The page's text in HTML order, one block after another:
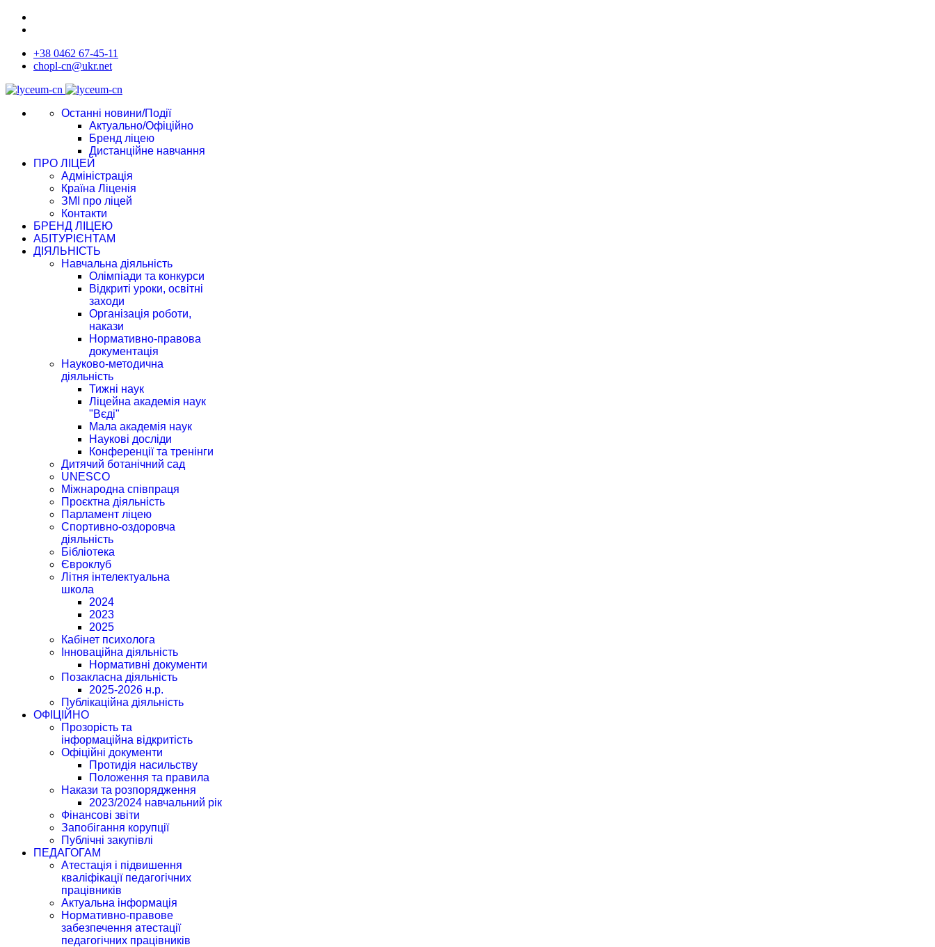
+38 0462 67-45-11
chopl-cn@ukr.net
Останні новини/Події
Актуально/Офіційно
Бренд ліцею
Дистанційне навчання
ПРО ЛІЦЕЙ
Адміністрація
Країна Ліценія
ЗМІ про ліцей
Контакти
БРЕНД ЛІЦЕЮ
АБІТУРІЄНТАМ
ДІЯЛЬНІСТЬ
Навчальна діяльність
Олімпіади та конкурси
Відкриті уроки, освітні
заходи
Організація роботи,
накази
Нормативно-правова
документація
Науково-методична
діяльність
Тижні наук
Ліцейна академія наук
"Вєді"
Мала академія наук
Наукові досліди
Конференції та тренінги
Дитячий ботанічний сад
UNESCO
Міжнародна співпраця
Проєктна діяльність
Парламент ліцею
Спортивно-оздоровча
діяльність
Бібліотека
Євроклуб
Літня інтелектуальна
школа
2024
2023
2025
Кабінет психолога
Інноваційна діяльність
Нормативні документи
Позакласна діяльність
2025-2026 н.р.
Публікаційна діяльність
ОФІЦІЙНО
Прозорість та
інформаційна відкритість
Офіційні документи
Протидія насильству
Положення та правила
Накази та розпорядження
2023/2024 навчальний рік
Фінансові звіти
Запобігання корупції
Публічні закупівлі
ПЕДАГОГАМ
Атестація і підвишення
кваліфікації педагогічних
працівників
Актуальна інформація
Нормативно-правове
забезпечення атестації
педагогічних працівників